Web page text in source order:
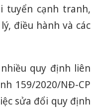
tuyển cạnh tranh,
điều hành và các
quy định liên
159/2020/NĐ-CP
sửa đổi quy định